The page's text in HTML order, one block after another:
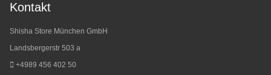
Kontakt
Shisha Store München GmbH
Landsbergerstr 503 a
+4989 456 402 50